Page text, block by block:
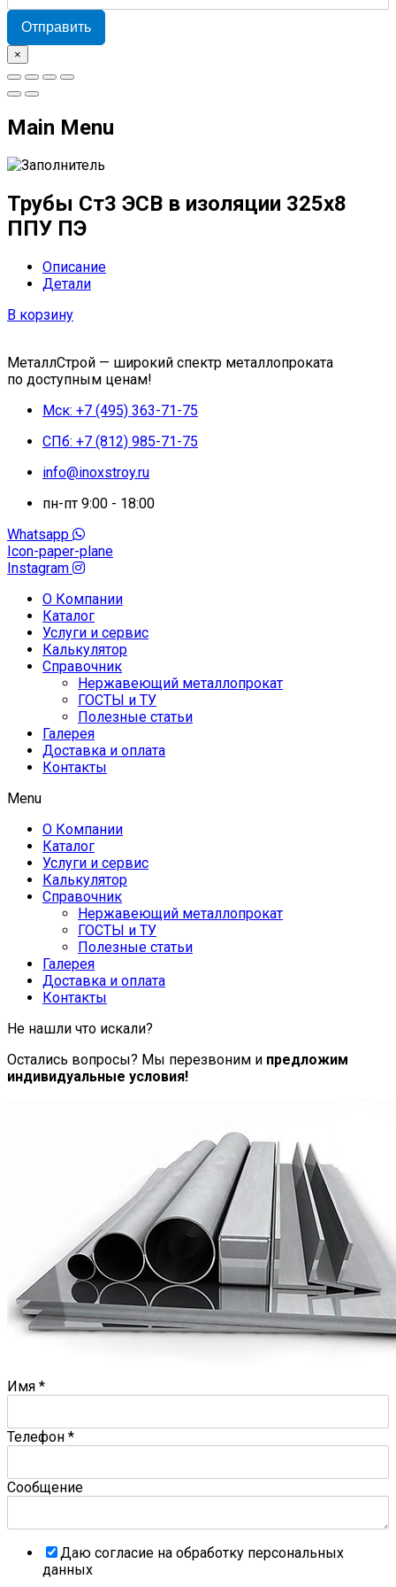
Отправить
×
Main Menu
Трубы Ст3 ЭСВ в изоляции 325х8
ППУ ПЭ
Описание
Детали
В корзину
МеталлСтрой — широкий спектр металлопроката
по доступным ценам!
Мск: +7 (495) 363-71-75
СПб: +7 (812) 985-71-75
info@inoxstroy.ru
пн-пт 9:00 - 18:00
Whatsapp
Icon-paper-plane
Instagram
О Компании
Каталог
Услуги и сервис
Калькулятор
Справочник
Нержавеющий металлопрокат
ГОСТЫ и ТУ
Полезные статьи
Галерея
Доставка и оплата
Контакты
Menu
О Компании
Каталог
Услуги и сервис
Калькулятор
Справочник
Нержавеющий металлопрокат
ГОСТЫ и ТУ
Полезные статьи
Галерея
Доставка и оплата
Контакты
Не нашли что искали?
Остались вопросы? Мы перезвоним и предложим
индивидуальные условия!
Имя *
Телефон *
Сообщение
Даю согласие на обработку персональных
данных